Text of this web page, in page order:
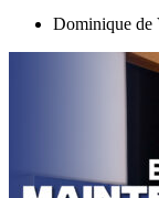
Dominique de